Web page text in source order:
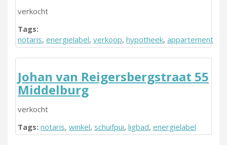
verkocht
Tags:
notaris, energielabel, verkoop, hypotheek, appartement
Johan van Reigersbergstraat 55
Middelburg
verkocht
Tags: notaris, winkel, schuifpui, ligbad, energielabel